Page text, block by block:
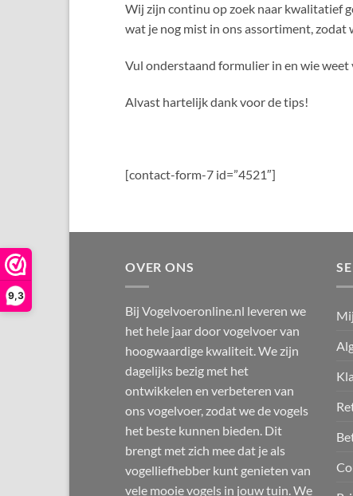
9,3
Wij zijn continu op zoek naar kwalitatief
wat je nog mist in ons assortiment, zodat
Vul onderstaand formulier in en wie weet
Alvast hartelijk dank voor de tips!
[contact-form-7 id=”4521″]
OVER ONS
Bij Vogelvoeronline.nl leveren we
het hele jaar door vogelvoer van
hoogwaardige kwaliteit. We zijn
dagelijks bezig met het
ontwikkelen en verbeteren van
ons vogelvoer, zodat we de vogels
het beste kunnen bieden. Dit
brengt met zich mee dat je als
vogelliefhebber kunt genieten van
vele mooie vogels in jouw tuin. We